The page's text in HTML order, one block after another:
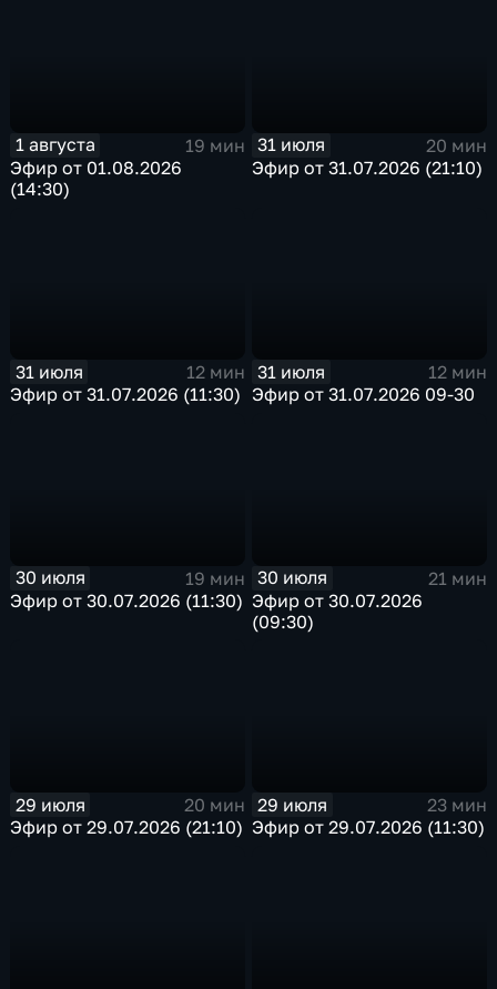
1 августа
19 мин
Эфир от 01.08.2026
(14:30)
31 июля
20 мин
Эфир от 31.07.2026 (21:10)
31 июля
12 мин
Эфир от 31.07.2026 (11:30)
31 июля
12 мин
Эфир от 31.07.2026 09-30
30 июля
19 мин
Эфир от 30.07.2026 (11:30)
30 июля
21 мин
Эфир от 30.07.2026
(09:30)
29 июля
20 мин
Эфир от 29.07.2026 (21:10)
29 июля
23 мин
Эфир от 29.07.2026 (11:30)